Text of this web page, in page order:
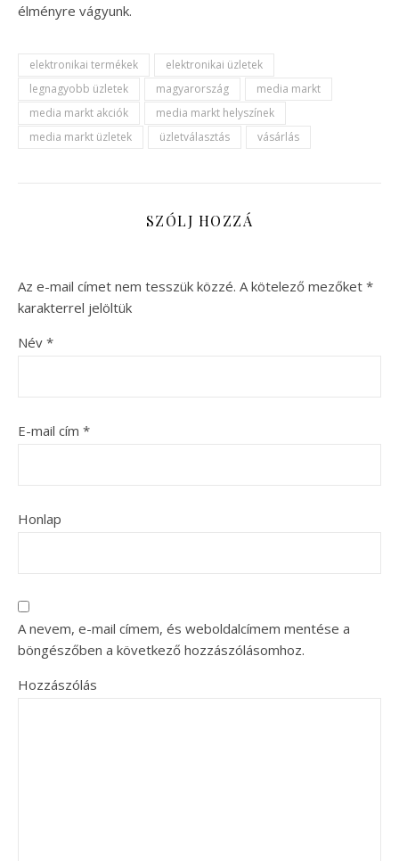
élményre vágyunk.
elektronikai termékek
elektronikai üzletek
legnagyobb üzletek
magyarország
media markt
media markt akciók
media markt helyszínek
media markt üzletek
üzletválasztás vásárlás
SZÓLJ HOZZÁ
Az e-mail címet nem tesszük közzé. A kötelező mezőket *
karakterrel jelöltük
Név *
E-mail cím *
Honlap
A nevem, e-mail címem, és weboldalcímem mentése a
böngészőben a következő hozzászólásomhoz.
Hozzászólás